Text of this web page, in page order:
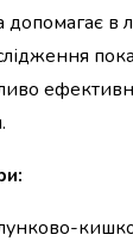
допомагає в